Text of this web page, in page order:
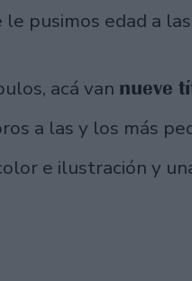
le pusimos edad a
acá van nueve
a las y los más
e ilustración y